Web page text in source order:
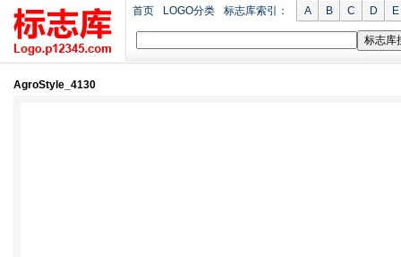
首页 LOGO分类 标志库索引： A B C D E
AgroStyle_4130